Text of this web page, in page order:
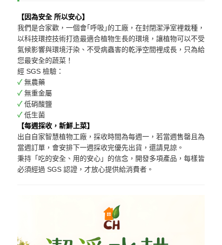
【因為安全 所以安心】
我們是合家歡 ，一個會｢呼吸｣的工廠，在封閉潔淨室裡栽種，
以科技環控技術打造最適合植物生長的環境，讓植物可以不受
氣候影響與環境汙染、不受病蟲害的乾淨空間裡成長，只為給
您最安全的蔬菜！
經 SGS 檢驗：
無農藥
無重金屬
低硝酸鹽
低生菌
【每週採收，新鮮上菜】
出自自家智慧植物工廠，採收時間為每週一，若當週售罄且為
當週訂單，會安排下一週採收完優先出貨，還請見諒。
秉持「吃的安全、用的安心」的信念，開發多項產品，每樣皆
必須經過 SGS 認證，才放心提供給消費者。